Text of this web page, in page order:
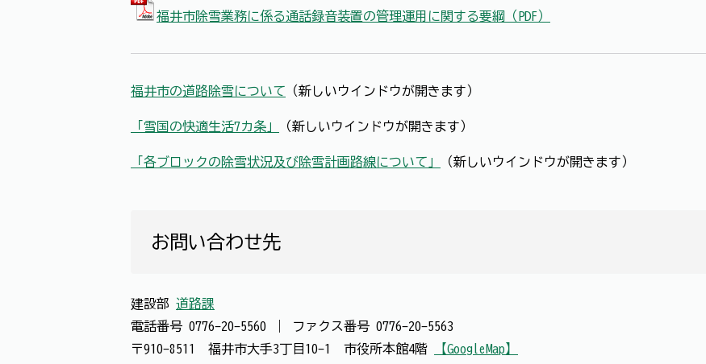
福井市除雪業務に係る通話録音装置の管理運用に関する要綱（PDF）
福井市の道路除雪について （新しいウインドウが開きます）
「雪国の快適生活7カ条」 （新しいウインドウが開きます）
「各ブロックの除雪状況及び除雪計画路線について」 （新しいウインドウが開きます）
お問い合わせ先
建設部 道路課
電話番号 0776-20-5560 ファクス番号 0776-20-5563
〒910-8511 福井市大手3丁目10-1 市役所本館4階
【GoogleMap】